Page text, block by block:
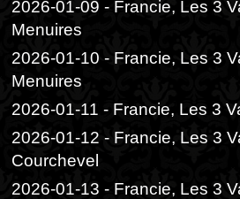
2026-01-09 - Francie, Les 3
Menuires
2026-01-10 - Francie, Les 3
Menuires
2026-01-11 - Francie, Les 3
2026-01-12 - Francie, Les 3
Courchevel
2026-01-13 - Francie, Les 3